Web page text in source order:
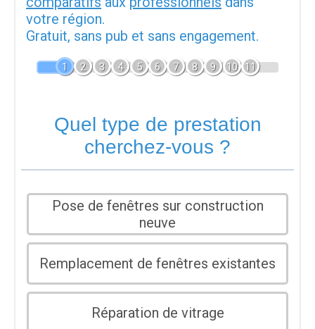
votre région.
Gratuit, sans pub et sans engagement.
1 2 3 4 5 6 7 8 9 10 11
Quel type de prestation
cherchez-vous ?
Pose de fenêtres sur construction
neuve
Remplacement de fenêtres existantes
Réparation de vitrage